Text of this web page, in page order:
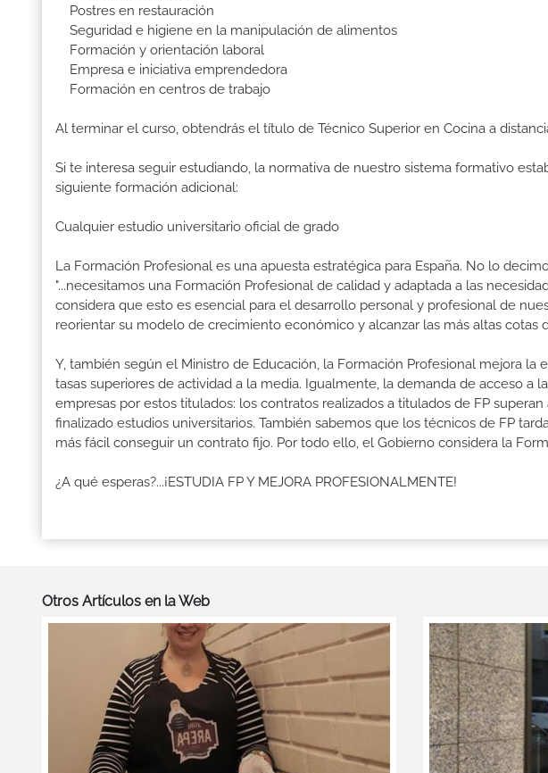
Postres en restauración
Seguridad e higiene en la manipulación de alimentos
Formación y orientación laboral
Empresa e iniciativa emprendedora
Formación en centros de trabajo
Al terminar el curso, obtendrás el título de Técnico Superior en Cocina a
Si te interesa seguir estudiando, la normativa de nuestro sistema formativo
siguiente formación adicional:
Cualquier estudio universitario oficial de grado
La Formación Profesional es una apuesta estratégica para España. No lo
"...necesitamos una Formación Profesional de calidad y adaptada a las
considera que esto es esencial para el desarrollo personal y profesional de
reorientar su modelo de crecimiento económico y alcanzar las más altas cotas
Y, también según el Ministro de Educación, la Formación Profesional mejora
tasas superiores de actividad a la media. Igualmente, la demanda de acceso a
empresas por estos titulados: los contratos realizados a titulados de FP
finalizado estudios universitarios. También sabemos que los técnicos de FP
más fácil conseguir un contrato fijo. Por todo ello, el Gobierno considera la
¿A qué esperas?...¡ESTUDIA FP Y MEJORA PROFESIONALMENTE!
Otros Artículos en la Web